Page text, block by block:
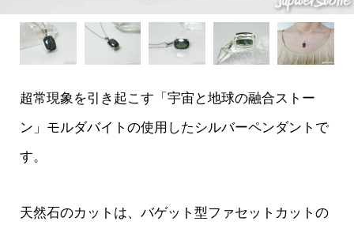
超常現象を引き起こす「宇宙と地球の融合ストー
ン」モルダバイトの使用したシルバーペンダントで
す。
天然石のカットは、バゲット型ファセットカットの